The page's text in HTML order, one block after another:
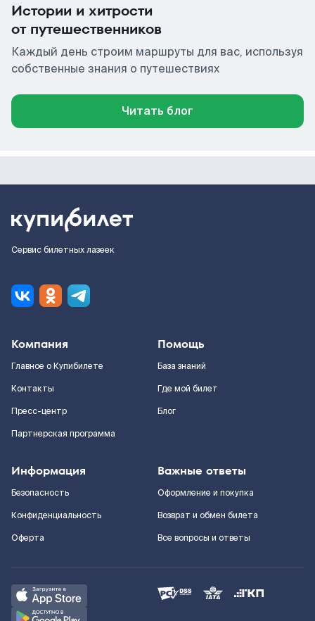
Истории и хитрости
от путешественников
Каждый день строим маршруты для вас, используя
собственные знания о путешествиях
Читать блог
Сервис билетных лазеек
Компания
Главное о Купибилете
Контакты
Пресс-центр
Партнерская программа
Помощь
База знаний
Где мой билет
Блог
Информация
Безопасность
Конфиденциальность
Оферта
Важные ответы
Оформление и покупка
Возврат и обмен билета
Все вопросы и ответы